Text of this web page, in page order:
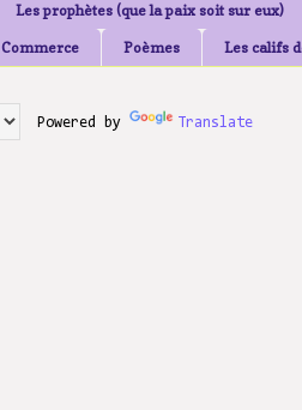
Les prophètes (que la paix soit sur eux)
Commerce Poèmes Les califs
Powered by Translate